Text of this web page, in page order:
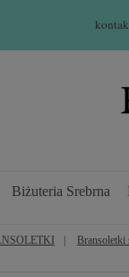
Biżuteria Srebrna
Bransoletki